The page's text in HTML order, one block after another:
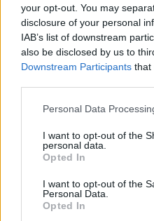
your opt-out. You may
disclosure of your personal
IAB’s list of downstream
also be disclosed by us to
Downstream Participants that
Personal Data
I want to opt-out of the
personal data.
Opted In
I want to opt-out of the
Personal Data.
Opted In